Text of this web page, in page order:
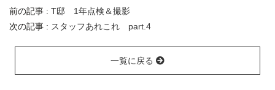
前の記事 : T邸 1年点検＆撮影
次の記事 : スタッフあれこれ part.4
一覧に戻る